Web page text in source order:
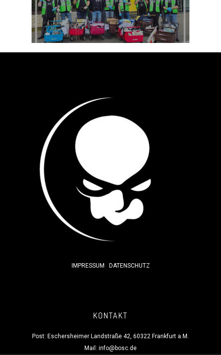
IMPRESSUM DATENSCHUTZ
KONTAKT
Post: Eschersheimer Landstraße 42, 60322 Frankfurt a.M.
Mail: info@bosc.de